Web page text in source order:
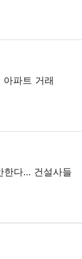
파트 거래
한다… 건설사들